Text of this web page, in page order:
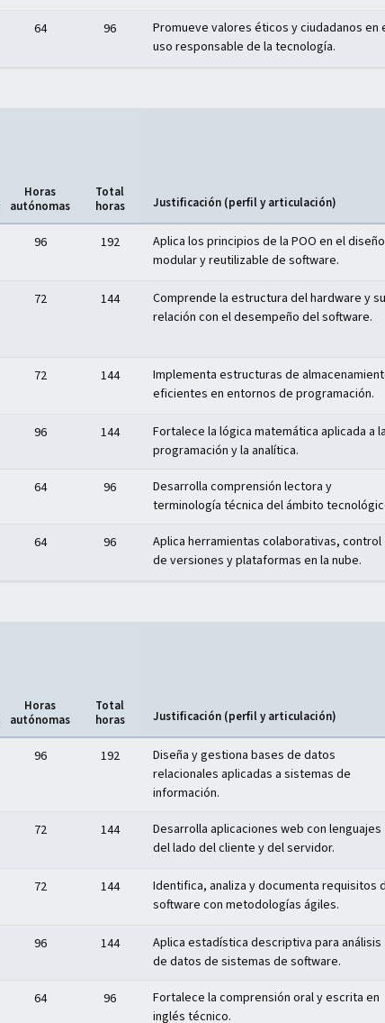
64 96
Promueve valores éticos y ciudadanos en
uso responsable de la tecnología.
Horas
autónomas
Total
horas
Justificación (perfil y articulación)
96 192
Aplica los principios de la POO en el diseño
modular y reutilizable de software.
72 144
Comprende la estructura del hardware y su
relación con el desempeño del software.
72 144
Implementa estructuras de
eficientes en entornos de programación.
96 144
Fortalece la lógica matemática aplicada a
programación y la analítica.
64 96
Desarrolla comprensión lectora y
terminología técnica del ámbito
64 96
Aplica herramientas colaborativas, control
de versiones y plataformas en la nube.
Horas
autónomas
Total
horas
Justificación (perfil y articulación)
96 192
Diseña y gestiona bases de datos
relacionales aplicadas a sistemas de
información.
72 144
Desarrolla aplicaciones web con lenguajes
del lado del cliente y del servidor.
72 144
Identifica, analiza y documenta requisitos
software con metodologías ágiles.
96 144
Aplica estadística descriptiva para análisis
de datos de sistemas de software.
64 96
Fortalece la comprensión oral y escrita en
inglés técnico.